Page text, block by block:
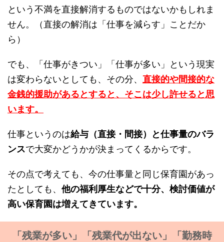
という不満を直接解消するものではないかもしれま
せん。（直接の解消は「仕事を減らす」ことだか
ら）
でも、「仕事がきつい」「仕事が多い」という現実
は変わらないとしても、その分、 直接的や間接的な
金銭的援助があるとすると、そこは少し許せると思
います。
仕事というのは給与（直接・間接）と仕事量のバラ
ンスで大変かどうかが決まってくるからです。
その点で考えても、今の仕事量と同じ保育園があっ
たとしても、 他の福利厚生などで十分、検討価値が
高い保育園は増えてきています。
「残業が多い」「残業代が出ない」「勤務時